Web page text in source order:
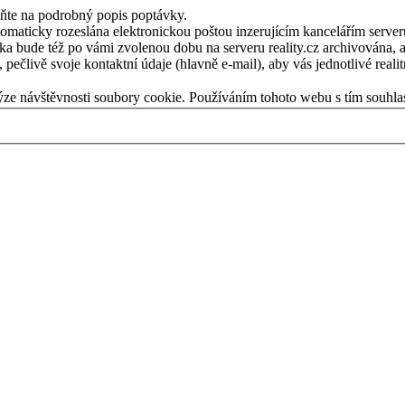
na podrobný popis poptávky.
rozeslána elektronickou poštou inzerujícím kancelářím
bude též po vámi zvolenou dobu na serveru reality.cz
svoje kontaktní údaje (hlavně e-mail), aby vás jednotlivé
návštěvnosti soubory cookie. Používáním tohoto webu s tím